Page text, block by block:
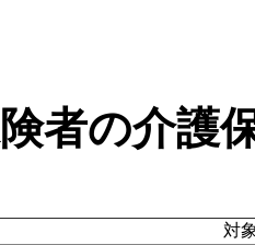
者の介護
対